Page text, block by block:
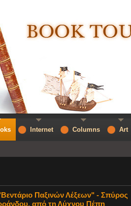
Παξινών Λέξεων" - Σπύρος
από τη Λύχνου Πέπη
Internet Columns Art